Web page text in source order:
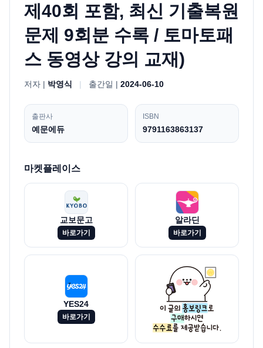
제40회 포함, 최신 기출복원
문제 9회분 수록 / 토마토패
스 동영상 강의 교재)
저자 | 박영식 | 출간일 | 2024-06-10
출판사
예문에듀
ISBN
9791163863137
마켓플레이스
교보문고
바로가기
알라딘
바로가기
YES24
바로가기